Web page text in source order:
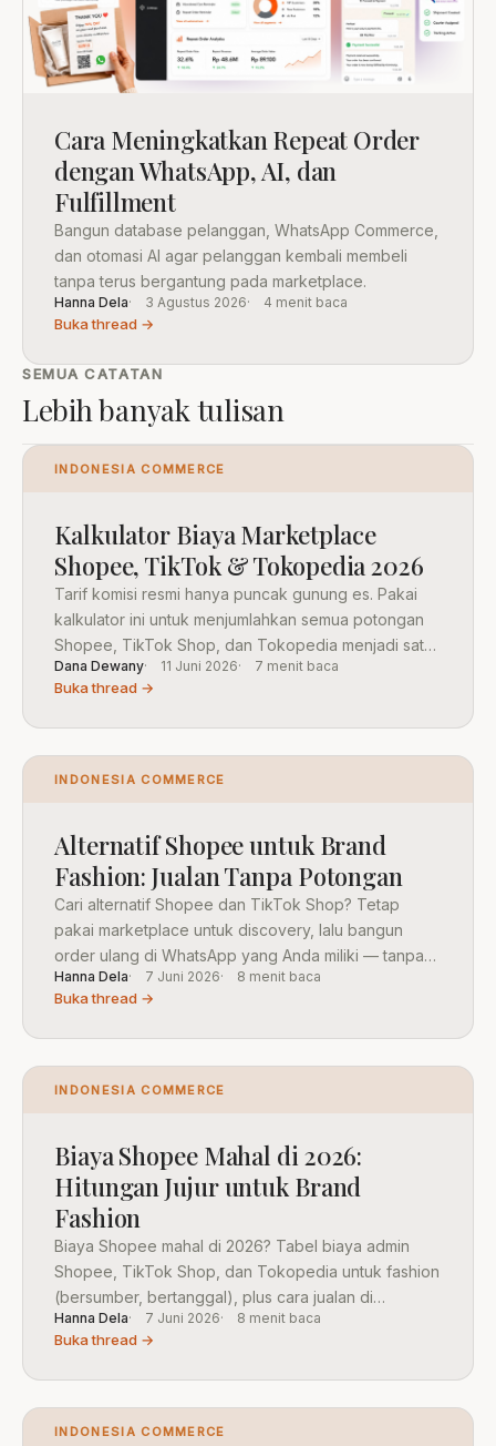
Cara Meningkatkan Repeat Order
dengan WhatsApp, AI, dan
Fulfillment
Bangun database pelanggan, WhatsApp Commerce,
dan otomasi AI agar pelanggan kembali membeli
tanpa terus bergantung pada marketplace.
Hanna Dela 3 Agustus 2026 4 menit baca
Buka thread →
SEMUA CATATAN
Lebih banyak tulisan
INDONESIA COMMERCE
Kalkulator Biaya Marketplace
Shopee, TikTok & Tokopedia 2026
Tarif komisi resmi hanya puncak gunung es. Pakai
kalkulator ini untuk menjumlahkan semua potongan
Shopee, TikTok Shop, dan Tokopedia menjadi satu
angka potongan efektif.
Dana Dewany 11 Juni 2026 7 menit baca
Buka thread →
INDONESIA COMMERCE
Alternatif Shopee untuk Brand
Fashion: Jualan Tanpa Potongan
Cari alternatif Shopee dan TikTok Shop? Tetap
pakai marketplace untuk discovery, lalu bangun
order ulang di WhatsApp yang Anda miliki — tanpa
potongan marketplace.
Hanna Dela 7 Juni 2026 8 menit baca
Buka thread →
INDONESIA COMMERCE
Biaya Shopee Mahal di 2026:
Hitungan Jujur untuk Brand
Fashion
Biaya Shopee mahal di 2026? Tabel biaya admin
Shopee, TikTok Shop, dan Tokopedia untuk fashion
(bersumber, bertanggal), plus cara jualan di
WhatsApp tanpa potongan.
Hanna Dela 7 Juni 2026 8 menit baca
Buka thread →
INDONESIA COMMERCE